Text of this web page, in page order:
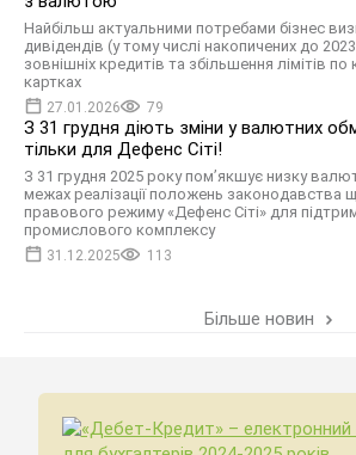
Найбільш актуальними потребами бізнес
дивідендів (у тому числі накопичених до
зовнішніх кредитів та збільшення лімітів
картках
27.01.2026 79
З 31 грудня діють зміни у валютних
тільки для Дефенс Сіті!
З 31 грудня 2025 року пом’якшує низку
межах реалізації положень законодавства
правового режиму «Дефенс Сіті» для
промислового комплексу
31.12.2025 113
Більше новин